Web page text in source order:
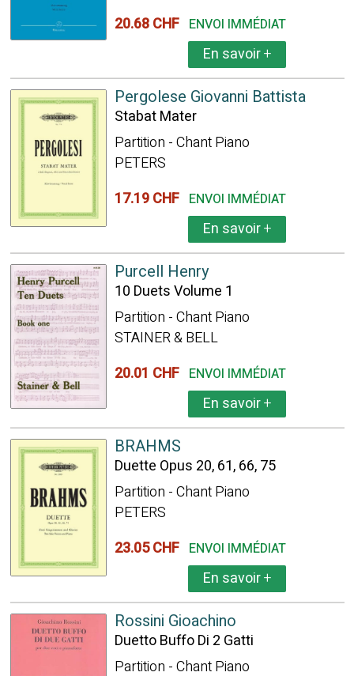
20.68 CHF ENVOI IMMÉDIAT
En savoir+
Pergolese Giovanni Battista
Stabat Mater
Partition - Chant Piano
PETERS
17.19 CHF ENVOI IMMÉDIAT
En savoir+
Purcell Henry
10 Duets Volume 1
Partition - Chant Piano
STAINER & BELL
20.01 CHF ENVOI IMMÉDIAT
En savoir+
BRAHMS
Duette Opus 20, 61, 66, 75
Partition - Chant Piano
PETERS
23.05 CHF ENVOI IMMÉDIAT
En savoir+
Rossini Gioachino
Duetto Buffo Di 2 Gatti
Partition - Chant Piano